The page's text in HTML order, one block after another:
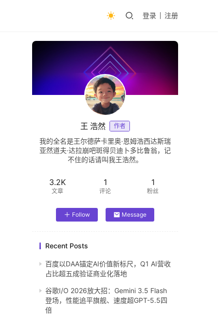
登录 注册
王 浩然 作者
我的全名是王尔德萨卡里奥·恩姆浩西达斯瑞
亚然道夫·达拉崩吧斑得贝迪卜多比鲁翁，记
不住的话请叫我王浩然。
3.2K
文章
1
评论
1
粉丝
Follow Message
Recent Posts
百度以DAA锚定AI价值新标尺，Q1 AI营收
占比超五成验证商业化落地
谷歌I/O 2026放大招：Gemini 3.5 Flash
登场，性能追平旗舰、速度超GPT-5.5四
倍